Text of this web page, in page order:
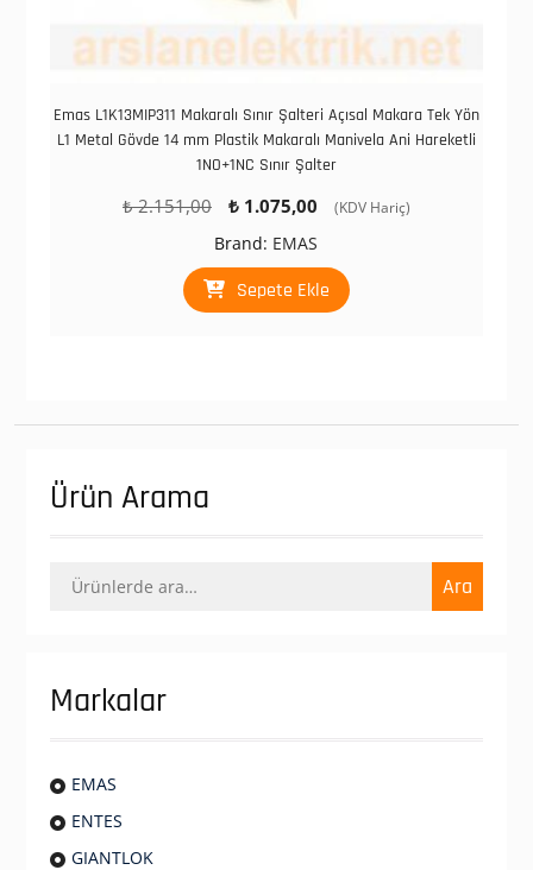
Emas L1K13MIP311 Makaralı Sınır Şalteri Açısal Makara Tek Yön
L1 Metal Gövde 14 mm Plastik Makaralı Manivela Ani Hareketli
1NO+1NC Sınır Şalter
₺2.151,00
Orijinal
₺ 2.151,00.
₺1.075,00
Şu
₺ 1.075,00.
(KDV Hariç)
Brand: EMAS
Sepete Ekle
Ürün Arama
Ara: Ara
Markalar
EMAS
ENTES
GIANTLOK